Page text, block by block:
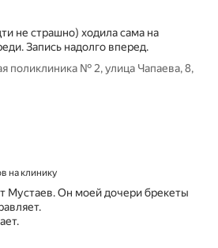
не страшно) ходила сама на
Запись надолго вперед.
поликлиника № 2, улица Чапаева, 8,
на клинику
Мустаев. Он моей дочери брекеты